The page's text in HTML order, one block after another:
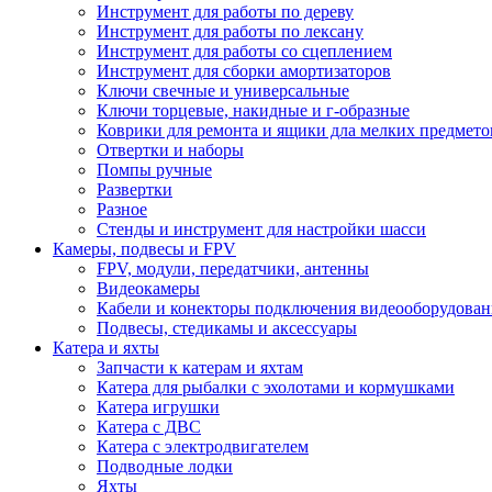
Инструмент для работы по дереву
Инструмент для работы по лексану
Инструмент для работы со сцеплением
Инструмент для сборки амортизаторов
Ключи свечные и универсальные
Ключи торцевые, накидные и г-образные
Коврики для ремонта и ящики дла мелких
Отвертки и наборы
Помпы ручные
Развертки
Разное
Стенды и инструмент для настройки шасси
Камеры, подвесы и FPV
FPV, модули, передатчики, антенны
Видеокамеры
Кабели и конекторы подключения
Подвесы, стедикамы и аксессуары
Катера и яхты
Запчасти к катерам и яхтам
Катера для рыбалки с эхолотами и кормушками
Катера игрушки
Катера с ДВС
Катера с электродвигателем
Подводные лодки
Яхты